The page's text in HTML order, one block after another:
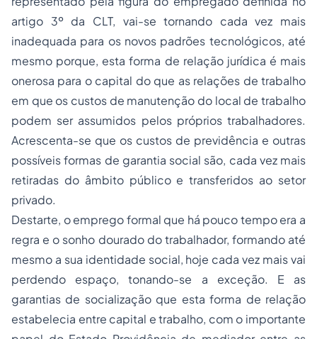
artigo 3º da CLT, vai-se tornando cada vez mais
inadequada para os novos padrões tecnológicos, até
mesmo porque, esta forma de relação jurídica é mais
onerosa para o capital do que as relações de trabalho
em que os custos de manutenção do local de trabalho
podem ser assumidos pelos próprios trabalhadores.
Acrescenta-se que os custos de previdência e outras
possíveis formas de garantia social são, cada vez mais
retiradas do âmbito público e transferidos ao setor
privado.
Destarte, o emprego formal que há pouco tempo era a
regra e o sonho dourado do trabalhador, formando até
mesmo a sua identidade social, hoje cada vez mais vai
perdendo espaço, tonando-se a exceção. E as
garantias de socialização que esta forma de relação
estabelecia entre capital e trabalho, com o importante